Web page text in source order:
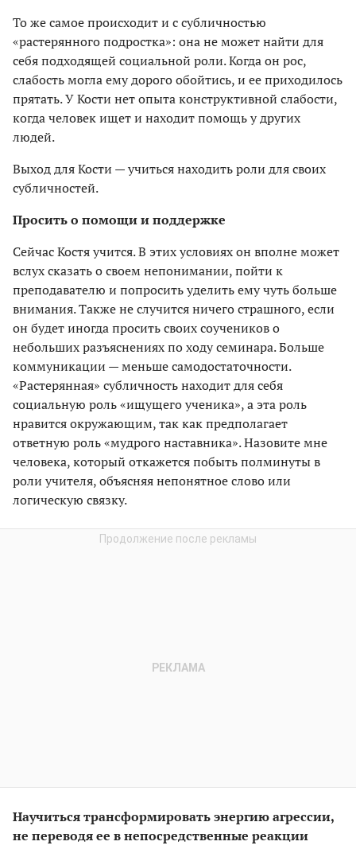
То же самое происходит и с субличностью
«растерянного подростка»: она не может найти для
себя подходящей социальной роли. Когда он рос,
слабость могла ему дорого обойтись, и ее приходилось
прятать. У Кости нет опыта конструктивной слабости,
когда человек ищет и находит помощь у других
людей.
Выход для Кости — учиться находить роли для своих
субличностей.
Просить о помощи и поддержке
Сейчас Костя учится. В этих условиях он вполне может
вслух сказать о своем непонимании, пойти к
преподавателю и попросить уделить ему чуть больше
внимания. Также не случится ничего страшного, если
он будет иногда просить своих соучеников о
небольших разъяснениях по ходу семинара. Больше
коммуникации — меньше самодостаточности.
«Растерянная» субличность находит для себя
социальную роль «ищущего ученика», а эта роль
нравится окружающим, так как предполагает
ответную роль «мудрого наставника». Назовите мне
человека, который откажется побыть полминуты в
роли учителя, объясняя непонятное слово или
логическую связку.
Научиться трансформировать энергию агрессии,
не переводя ее в непосредственные реакции